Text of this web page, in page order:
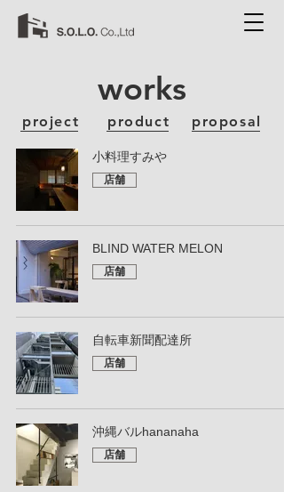
works
小料理すみや
店舗
BLIND WATER MELON
店舗
自転車新聞配達所
店舗
沖縄バルhananaha
店舗
product proposal
project